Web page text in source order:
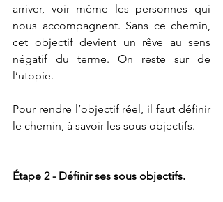
arriver, voir même les personnes qui
nous accompagnent. Sans ce chemin,
cet objectif devient un rêve au sens
négatif du terme. On reste sur de
l’utopie.
Pour rendre l’objectif réel, il faut définir
le chemin, à savoir les sous objectifs.
Étape 2 - Définir ses sous objectifs.